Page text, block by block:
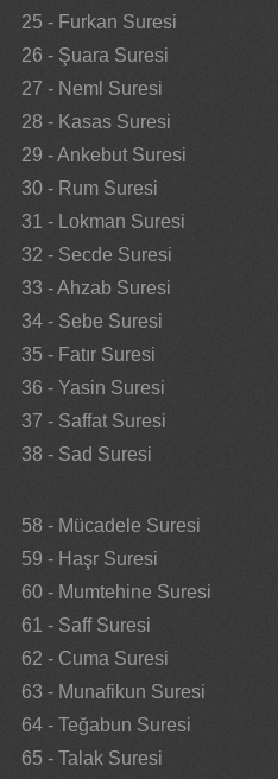
25 - Furkan Suresi
26 - Şuara Suresi
27 - Neml Suresi
28 - Kasas Suresi
29 - Ankebut Suresi
30 - Rum Suresi
31 - Lokman Suresi
32 - Secde Suresi
33 - Ahzab Suresi
34 - Sebe Suresi
35 - Fatır Suresi
36 - Yasin Suresi
37 - Saffat Suresi
38 - Sad Suresi
58 - Mücadele Suresi
59 - Haşr Suresi
60 - Mumtehine Suresi
61 - Saff Suresi
62 - Cuma Suresi
63 - Munafikun Suresi
64 - Teğabun Suresi
65 - Talak Suresi